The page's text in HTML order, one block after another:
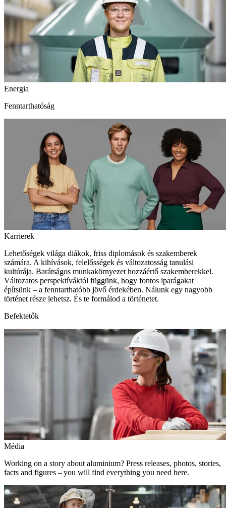
Energia
Fenntarthatóság
Karrierek
Lehetőségek világa diákok, friss diplomások és szakemberek
számára. A kihívások, felelősségek és változatosság tanulási
kultúrája. Barátságos munkakörnyezet hozzáértő szakemberekkel.
Változatos perspektíváktól függünk, hogy fontos iparágakat
építsünk – a fenntarthatóbb jövő érdekében. Nálunk egy nagyobb
történet része lehetsz. És te formálod a történetet.
Befektetők
Média
Working on a story about aluminium? Press releases, photos, stories,
facts and figures – you will find everything you need here.